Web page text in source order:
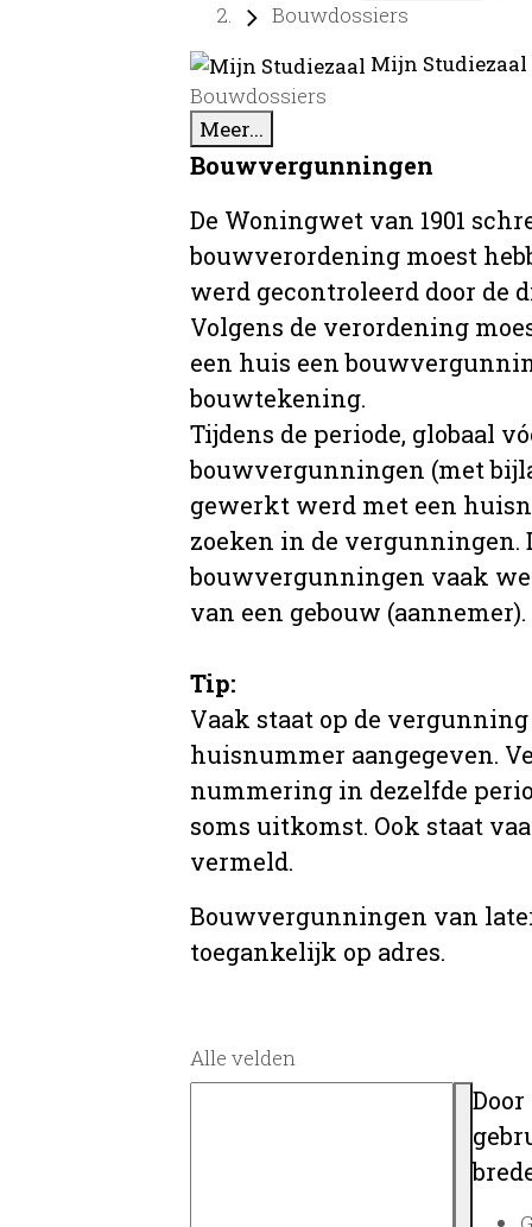
Bouwdossiers
Mijn
Bouwdossiers
Meer...
Bouwvergunningen
De Woningwet van 1901
bouwverordening moest
werd gecontroleerd door de
Volgens de verordening
een huis een
bouwtekening.
Tijdens de periode, globaal
bouwvergunningen (met
gewerkt werd met een
zoeken in de vergunningen.
bouwvergunningen vaak
van een gebouw (aannemer).
Tip:
Vaak staat op de
huisnummer aangegeven.
nummering in dezelfde
soms uitkomst. Ook staat
vermeld.
Bouwvergunningen van
toegankelijk op adres.
Alle velden